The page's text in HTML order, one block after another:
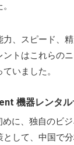
力、スピード、
トはこれらの
いました。
機器レンタ
に、独自のビ
として、中国で